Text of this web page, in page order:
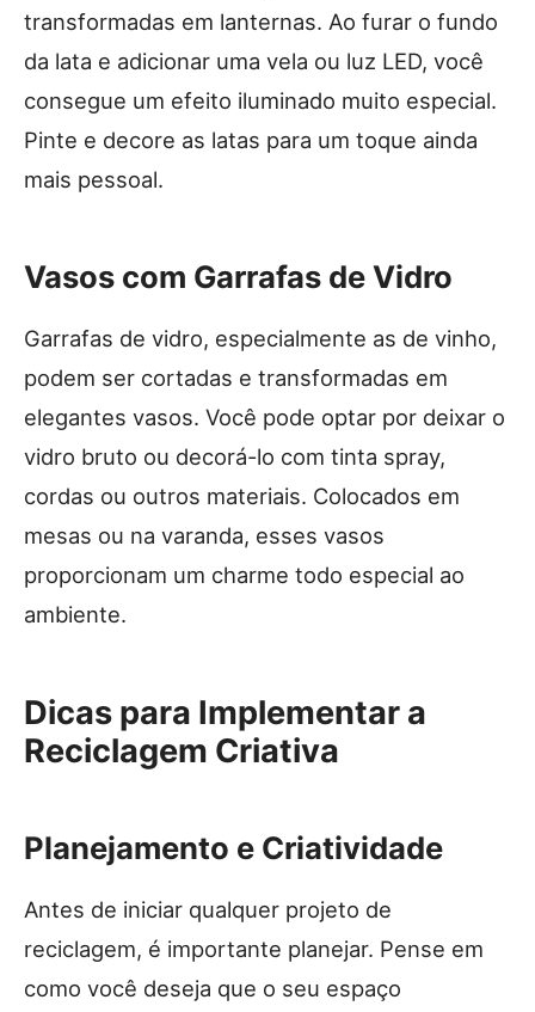
transformadas em lanternas. Ao furar o fundo
da lata e adicionar uma vela ou luz LED, você
consegue um efeito iluminado muito especial.
Pinte e decore as latas para um toque ainda
mais pessoal.
Vasos com Garrafas de Vidro
Garrafas de vidro, especialmente as de vinho,
podem ser cortadas e transformadas em
elegantes vasos. Você pode optar por deixar o
vidro bruto ou decorá-lo com tinta spray,
cordas ou outros materiais. Colocados em
mesas ou na varanda, esses vasos
proporcionam um charme todo especial ao
ambiente.
Dicas para Implementar a
Reciclagem Criativa
Planejamento e Criatividade
Antes de iniciar qualquer projeto de
reciclagem, é importante planejar. Pense em
como você deseja que o seu espaço